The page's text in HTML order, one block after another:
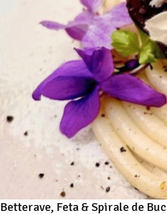
Betterave, Feta & Spirale de